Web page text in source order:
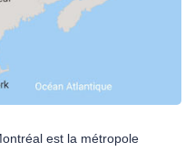
est la métropole